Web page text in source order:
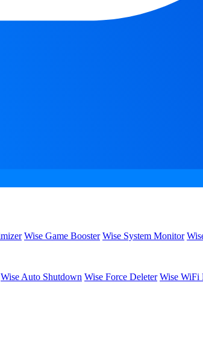
Wise Game Booster Wise System Monitor
Wise Auto Shutdown Wise Force Deleter Wise WiFi